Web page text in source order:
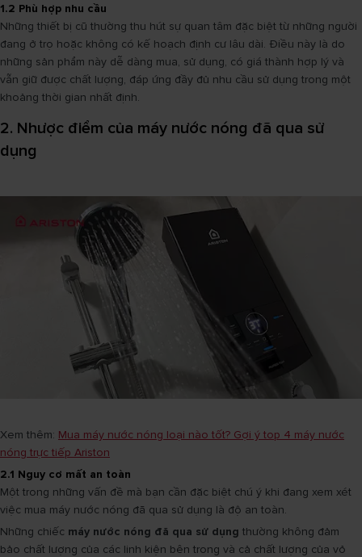
1.2 Phù hợp nhu cầu
Những thiết bị cũ thường thu hút sự quan tâm đặc biệt từ những người
đang ở trọ hoặc không có kế hoạch định cư lâu dài. Điều này là do
những sản phẩm này dễ dàng mua, sử dụng, có giá thành hợp lý và
vẫn giữ được chất lượng, đáp ứng đầy đủ nhu cầu sử dụng trong một
khoảng thời gian nhất định.
2. Nhược điểm của máy nước nóng đã qua sử
dụng
Xem thêm: Mua máy nước nóng loại nào tốt? Gợi ý top 4 máy nước
nóng trực tiếp Ariston
2.1 Nguy cơ mất an toàn
Một trong những vấn đề mà bạn cần đặc biệt chú ý khi đang xem xét
việc mua máy nước nóng đã qua sử dụng là độ an toàn.
Những chiếc máy nước nóng đã qua sử dụng thường không đảm
bảo chất lượng của các linh kiện bên trong và cả chất lượng của vỏ